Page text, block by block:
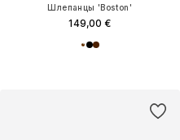
Шлепанцы 'Boston'
149,00 €